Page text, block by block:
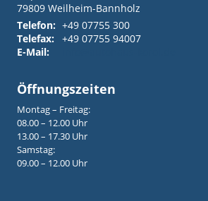
79809 Weilheim-Bannholz
Telefon: +49 07755 300
Telefax: +49 07755 94007
E-Mail:
Öffnungszeiten
Montag – Freitag:
08.00 – 12.00 Uhr
13.00 – 17.30 Uhr
Samstag:
09.00 – 12.00 Uhr